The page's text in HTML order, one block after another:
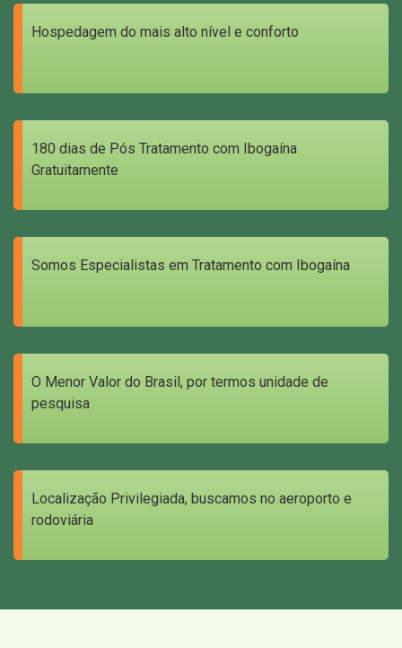
Hospedagem do mais alto nível e conforto
180 dias de Pós Tratamento com Ibogaína
Gratuitamente
Somos Especialistas em Tratamento com Ibogaína
O Menor Valor do Brasil, por termos unidade de
pesquisa
Localização Privilegiada, buscamos no aeroporto e
rodoviária